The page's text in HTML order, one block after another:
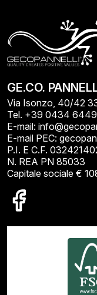
GE.CO.
Via Isonzo, 40/42
Tel. +39 0434
E-mail:
E-mail PEC:
P.I. E C.F.
N. REA PN 85033
Capitale sociale €